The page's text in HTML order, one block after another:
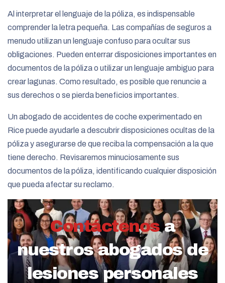
Al interpretar el lenguaje de la póliza, es indispensable
comprender la letra pequeña. Las compañías de seguros a
menudo utilizan un lenguaje confuso para ocultar sus
obligaciones. Pueden enterrar disposiciones importantes en
documentos de la póliza o utilizar un lenguaje ambiguo para
crear lagunas. Como resultado, es posible que renuncie a
sus derechos o se pierda beneficios importantes.
Un abogado de accidentes de coche experimentado en
Rice puede ayudarle a descubrir disposiciones ocultas de la
póliza y asegurarse de que reciba la compensación a la que
tiene derecho. Revisaremos minuciosamente sus
documentos de la póliza, identificando cualquier disposición
que pueda afectar su reclamo.
Contáctenos a
nuestros abogados de
lesiones personales